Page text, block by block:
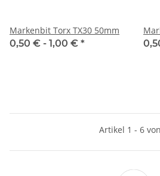
Markenbit Torx TX30 50mm
0,50 € - 1,00 € *
Artikel 1 - 6